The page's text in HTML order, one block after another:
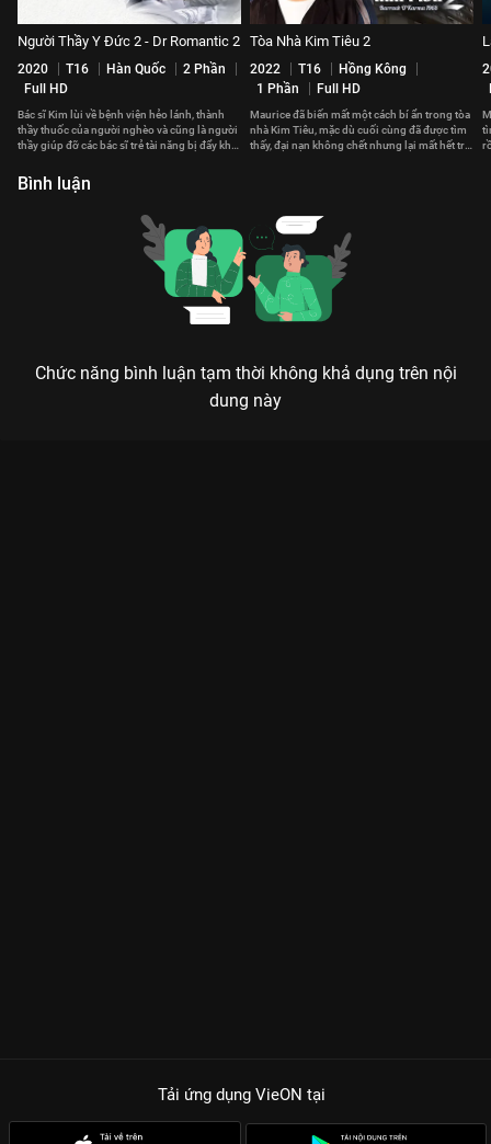
Người Thầy Y Đức 2 - Dr Romantic 2
2020 T16 Hàn Quốc
2 Phần
Full HD
Bác sĩ Kim lùi về bệnh viện hẻo lánh, thành
thầy thuốc của người nghèo và cũng là người
thầy giúp đỡ các bác sĩ trẻ tài năng bị đẩy khỏi
Tòa Nhà Kim Tiêu 2
2022 T16
Hồng Kông
1 Phần
Full HD
Maurice đã biến mất một cách bí ẩn trong tòa
nhà Kim Tiêu, mặc dù cuối cùng đã được tìm
thấy, đại nạn không chết nhưng lại mất hết trí
Bình luận
Chức năng bình luận tạm thời không khả dụng trên nội
dung này
Tải ứng dụng VieON tại